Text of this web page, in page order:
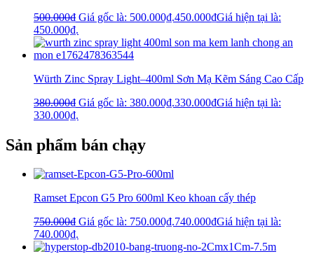
500.000₫ Giá gốc là: 500.000₫.450.000₫Giá hiện tại là:
450.000₫.
Würth Zinc Spray Light–400ml Sơn Mạ Kẽm Sáng Cao Cấp
380.000₫ Giá gốc là: 380.000₫.330.000₫Giá hiện tại là:
330.000₫.
Sản phẩm bán chạy
Ramset Epcon G5 Pro 600ml Keo khoan cấy thép
750.000₫ Giá gốc là: 750.000₫.740.000₫Giá hiện tại là:
740.000₫.